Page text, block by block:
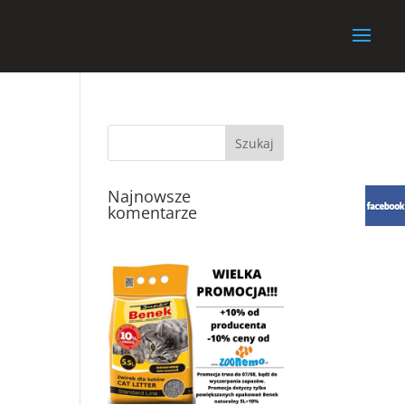
Najnowsze
komentarze